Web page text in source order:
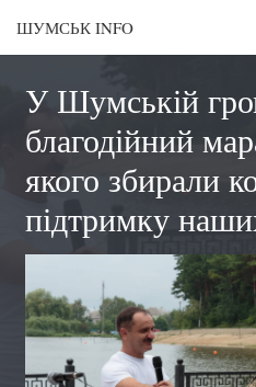
ШУМСЬК INFO
У Шумській
благодійний
якого збирали
підтримку